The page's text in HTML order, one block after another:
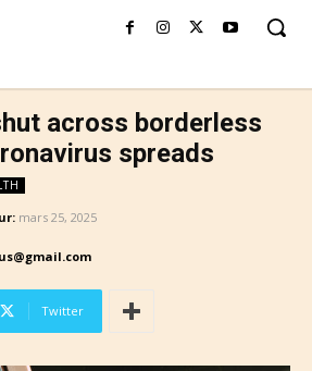
across borderless
spreads
mars 25, 2025
Twitter